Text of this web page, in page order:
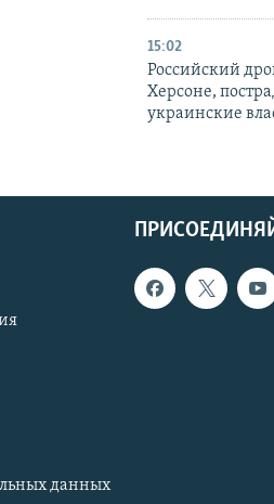
15:02
Российский
Херсоне,
украинские
данных